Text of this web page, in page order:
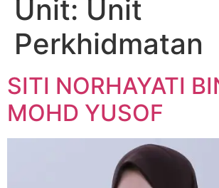
Unit: Unit
Perkhidmatan
SITI NORHAYATI
MOHD YUSOF